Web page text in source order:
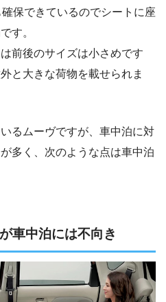
保できているのでシートに座
す。
前後のサイズは小さめです
と大きな荷物を載せられま
るムーヴですが、車中泊に対
多く、次のような点は車中泊
車中泊には不向き